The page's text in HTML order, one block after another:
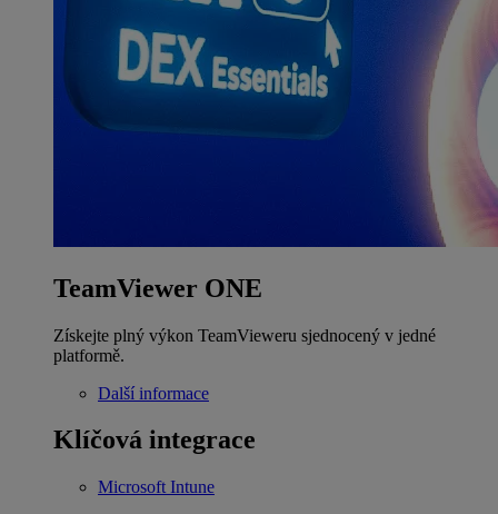
TeamViewer ONE
Získejte plný výkon TeamVieweru sjednocený v jedné
platformě.
Další informace
Klíčová integrace
Microsoft Intune